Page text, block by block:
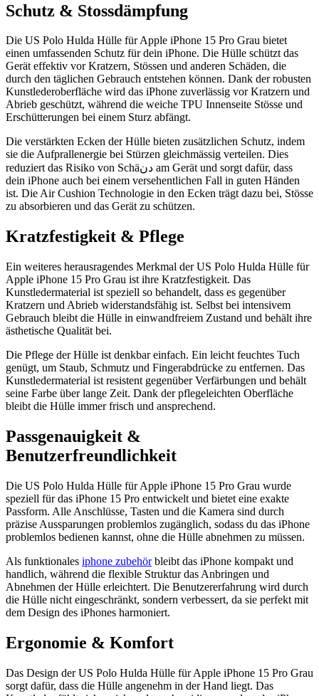
Schutz & Stossdämpfung
Die US Polo Hulda Hülle für Apple iPhone 15 Pro Grau bietet
einen umfassenden Schutz für dein iPhone. Die Hülle schützt das
Gerät effektiv vor Kratzern, Stössen und anderen Schäden, die
durch den täglichen Gebrauch entstehen können. Dank der robusten
Kunstlederoberfläche wird das iPhone zuverlässig vor Kratzern und
Abrieb geschützt, während die weiche TPU Innenseite Stösse und
Erschütterungen bei einem Sturz abfängt.
Die verstärkten Ecken der Hülle bieten zusätzlichen Schutz, indem
sie die Aufprallenergie bei Stürzen gleichmässig verteilen. Dies
reduziert das Risiko von Schäدن am Gerät und sorgt dafür, dass
dein iPhone auch bei einem versehentlichen Fall in guten Händen
ist. Die Air Cushion Technologie in den Ecken trägt dazu bei, Stösse
zu absorbieren und das Gerät zu schützen.
Kratzfestigkeit & Pflege
Ein weiteres herausragendes Merkmal der US Polo Hulda Hülle für
Apple iPhone 15 Pro Grau ist ihre Kratzfestigkeit. Das
Kunstledermaterial ist speziell so behandelt, dass es gegenüber
Kratzern und Abrieb widerstandsfähig ist. Selbst bei intensivem
Gebrauch bleibt die Hülle in einwandfreiem Zustand und behält ihre
ästhetische Qualität bei.
Die Pflege der Hülle ist denkbar einfach. Ein leicht feuchtes Tuch
genügt, um Staub, Schmutz und Fingerabdrücke zu entfernen. Das
Kunstledermaterial ist resistent gegenüber Verfärbungen und behält
seine Farbe über lange Zeit. Dank der pflegeleichten Oberfläche
bleibt die Hülle immer frisch und ansprechend.
Passgenauigkeit &
Benutzerfreundlichkeit
Die US Polo Hulda Hülle für Apple iPhone 15 Pro Grau wurde
speziell für das iPhone 15 Pro entwickelt und bietet eine exakte
Passform. Alle Anschlüsse, Tasten und die Kamera sind durch
präzise Aussparungen problemlos zugänglich, sodass du das iPhone
problemlos bedienen kannst, ohne die Hülle abnehmen zu müssen.
Als funktionales iphone zubehör bleibt das iPhone kompakt und
handlich, während die flexible Struktur das Anbringen und
Abnehmen der Hülle erleichtert. Die Benutzererfahrung wird durch
die Hülle nicht eingeschränkt, sondern verbessert, da sie perfekt mit
dem Design des iPhones harmoniert.
Ergonomie & Komfort
Das Design der US Polo Hulda Hülle für Apple iPhone 15 Pro Grau
sorgt dafür, dass die Hülle angenehm in der Hand liegt. Das